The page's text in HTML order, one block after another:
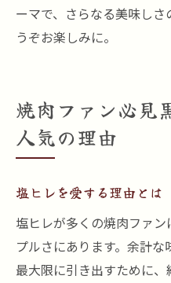
ーマで、さらなる美味し
うぞお楽しみに。
焼肉ファン必見
人気の理由
塩ヒレを愛する理由とは
塩ヒレが多くの焼肉ファ
プルさにあります。余計
最大限に引き出すために